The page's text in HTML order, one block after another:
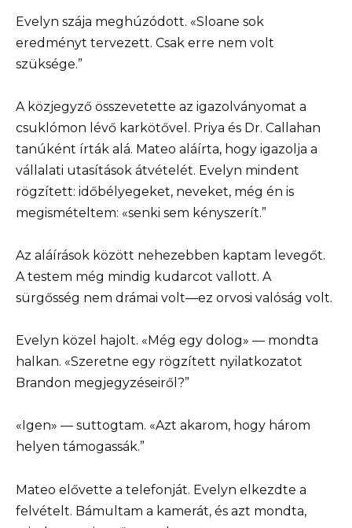
Evelyn szája meghúzódott. «Sloane sok
eredményt tervezett. Csak erre nem volt
szüksége.”
A közjegyző összevetette az igazolványomat a
csuklómon lévő karkötővel. Priya és Dr. Callahan
tanúként írták alá. Mateo aláírta, hogy igazolja a
vállalati utasítások átvételét. Evelyn mindent
rögzített: időbélyegeket, neveket, még én is
megismételtem: «senki sem kényszerít.”
Az aláírások között nehezebben kaptam levegőt.
A testem még mindig kudarcot vallott. A
sürgősség nem drámai volt—ez orvosi valóság volt.
Evelyn közel hajolt. «Még egy dolog» — mondta
halkan. «Szeretne egy rögzített nyilatkozatot
Brandon megjegyzéseiről?”
«Igen» — suttogtam. «Azt akarom, hogy három
helyen támogassák.”
Mateo elővette a telefonját. Evelyn elkezdte a
felvételt. Bámultam a kamerát, és azt mondta,